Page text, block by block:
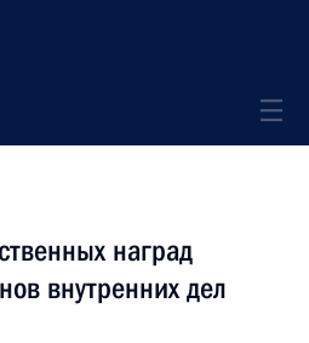
наград
внутренних дел